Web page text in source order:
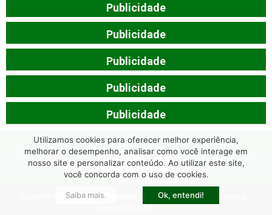
Publicidade
Publicidade
Publicidade
Publicidade
Publicidade
Copyright © 2026Sotaque Baixada
– Todos os Direitos Reservados. |
Utilizamos cookies para oferecer melhor experiência,
melhorar o desempenho, analisar como você interage em
nosso site e personalizar conteúdo. Ao utilizar este site,
você concorda com o uso de cookies.
Saiba mais. Ok, entendi!